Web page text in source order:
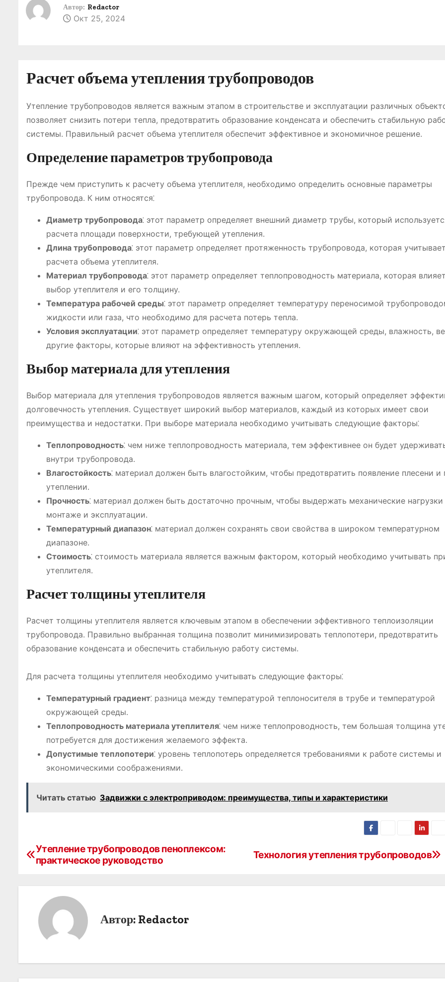
Автор: Redactor
Окт 25, 2024
Расчет объема утепления трубопроводов
Утепление трубопроводов является важным этапом в строительстве и эксплуатации различных
позволяет снизить потери тепла, предотвратить образование конденсата и обеспечить стабильную
системы. Правильный расчет объема утеплителя обеспечит эффективное и экономичное решение.
Определение параметров трубопровода
Прежде чем приступить к расчету объема утеплителя, необходимо определить основные параметры
трубопровода. К ним относятся⁚
Диаметр трубопровода⁚ этот параметр определяет внешний диаметр трубы, который
расчета площади поверхности, требующей утепления.
Длина трубопровода⁚ этот параметр определяет протяженность трубопровода, которая
расчета объема утеплителя.
Материал трубопровода⁚ этот параметр определяет теплопроводность материала, которая
выбор утеплителя и его толщину.
Температура рабочей среды⁚ этот параметр определяет температуру переносимой
жидкости или газа, что необходимо для расчета потерь тепла.
Условия эксплуатации⁚ этот параметр определяет температуру окружающей среды, влажность,
другие факторы, которые влияют на эффективность утепления.
Выбор материала для утепления
Выбор материала для утепления трубопроводов является важным шагом, который определяет
долговечность утепления. Существует широкий выбор материалов, каждый из которых имеет свои
преимущества и недостатки. При выборе материала необходимо учитывать следующие факторы⁚
Теплопроводность⁚ чем ниже теплопроводность материала, тем эффективнее он будет
внутри трубопровода.
Влагостойкость⁚ материал должен быть влагостойким, чтобы предотвратить появление плесени и
утеплении.
Прочность⁚ материал должен быть достаточно прочным, чтобы выдержать механические нагрузки
монтаже и эксплуатации.
Температурный диапазон⁚ материал должен сохранять свои свойства в широком температурном
диапазоне.
Стоимость⁚ стоимость материала является важным фактором, который необходимо учитывать
утеплителя.
Расчет толщины утеплителя
Расчет толщины утеплителя является ключевым этапом в обеспечении эффективного теплоизоляции
трубопровода. Правильно выбранная толщина позволит минимизировать теплопотери, предотвратить
образование конденсата и обеспечить стабильную работу системы.
Для расчета толщины утеплителя необходимо учитывать следующие факторы⁚
Температурный градиент⁚ разница между температурой теплоносителя в трубе и температурой
окружающей среды.
Теплопроводность материала утеплителя⁚ чем ниже теплопроводность, тем большая толщина
потребуется для достижения желаемого эффекта.
Допустимые теплопотери⁚ уровень теплопотерь определяется требованиями к работе системы и
экономическими соображениями.
Читать статью Задвижки с электроприводом: преимущества, типы и характеристики
Н
Технология утепления трубопроводов
Утепление трубопроводов пеноплексом:
практическое руководство
Автор: Redactor